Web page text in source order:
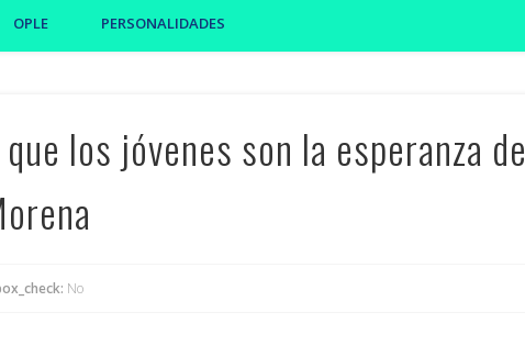
OPLE PERSONALIDADES
los jóvenes son la esperanza de
No